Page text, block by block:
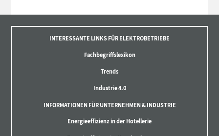
INTERESSANTE LINKS FÜR ELEKTROBETRIEBE
Fachbegriffslexikon
Trends
Industrie 4.0
INFORMATIONEN FÜR UNTERNEHMEN & INDUSTRIE
Energieeffizienz in der Hotellerie